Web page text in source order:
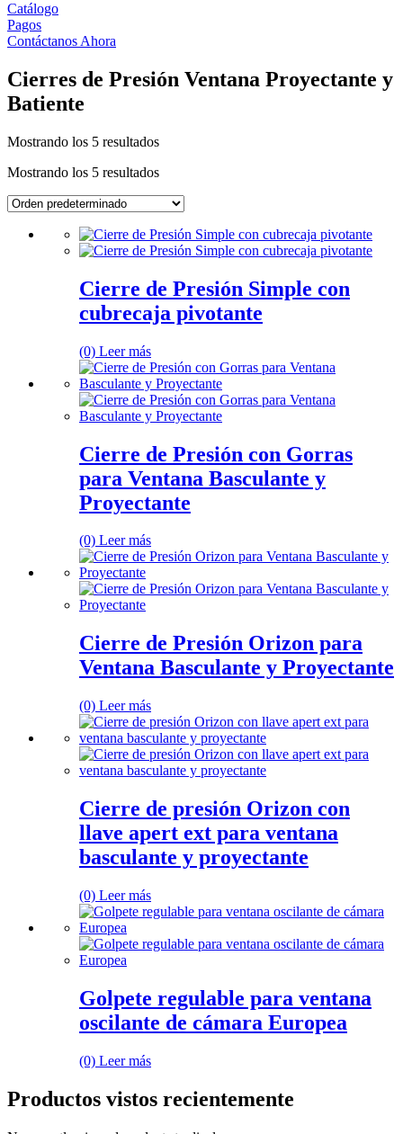
Catálogo
Pagos
Contáctanos Ahora
Cierres de Presión Ventana Proyectante y
Batiente
Mostrando los 5 resultados
Mostrando los 5 resultados
Cierre de Presión Simple con
cubrecaja pivotante
(0) Leer más
Cierre de Presión con Gorras
para Ventana Basculante y
Proyectante
(0) Leer más
Cierre de Presión Orizon para
Ventana Basculante y Proyectante
(0) Leer más
Cierre de presión Orizon con
llave apert ext para ventana
basculante y proyectante
(0) Leer más
Golpete regulable para ventana
oscilante de cámara Europea
(0) Leer más
Productos vistos recientemente